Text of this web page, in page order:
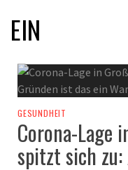
EIN
GESUNDHEIT
Corona-Lage
spitzt sich zu: